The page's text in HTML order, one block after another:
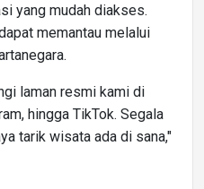
yang mudah diakses.
memantau melalui
laman resmi kami di
hingga TikTok. Segala
tarik wisata ada di sana,"